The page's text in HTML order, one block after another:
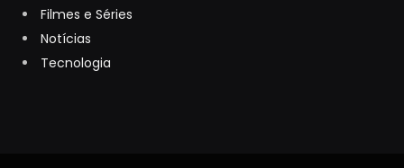
Filmes e Séries
Notícias
Tecnologia